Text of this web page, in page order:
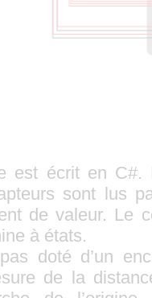
est écrit en C#.
sont lus
de valeur. Le
à états.
doté d’un
de la